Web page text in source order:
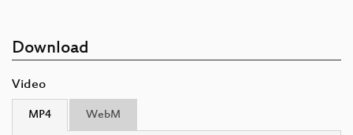
Download
Video
MP4 WebM